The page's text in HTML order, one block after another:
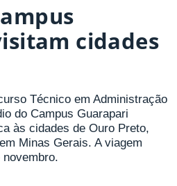
cidades
Técnico em Administração
do Campus Guarapari
às cidades de Ouro Preto,
Minas Gerais. A viagem